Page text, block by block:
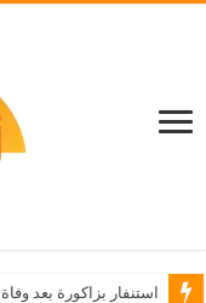
استنفار بزاكورة بعد